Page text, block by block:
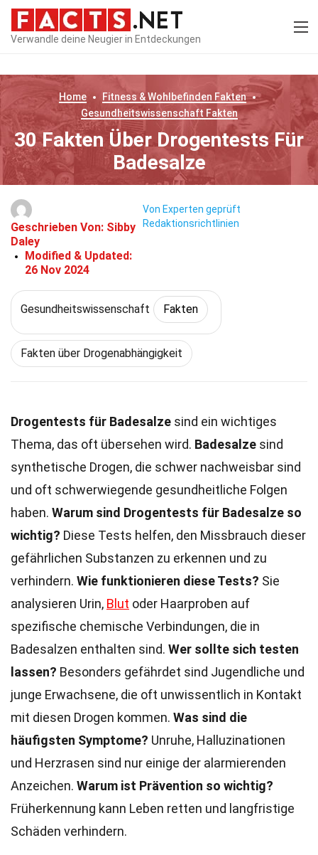
Verwandle deine Neugier in Entdeckungen
Home Fitness & Wohlbefinden Fakten
Gesundheitswissenschaft Fakten
30 Fakten Über Drogentests Für
Badesalze
Geschrieben Von: Sibby
Daley
Modified & Updated:
26 Nov 2024
Von Experten geprüft
Redaktionsrichtlinien
Gesundheitswissenschaft Fakten
Fakten über Drogenabhängigkeit
Drogentests für Badesalze sind ein wichtiges
Thema, das oft übersehen wird. Badesalze sind
synthetische Drogen, die schwer nachweisbar sind
und oft schwerwiegende gesundheitliche Folgen
haben. Warum sind Drogentests für Badesalze so
wichtig? Diese Tests helfen, den Missbrauch dieser
gefährlichen Substanzen zu erkennen und zu
verhindern. Wie funktionieren diese Tests? Sie
analysieren Urin, Blut oder Haarproben auf
spezifische chemische Verbindungen, die in
Badesalzen enthalten sind. Wer sollte sich testen
lassen? Besonders gefährdet sind Jugendliche und
junge Erwachsene, die oft unwissentlich in Kontakt
mit diesen Drogen kommen. Was sind die
häufigsten Symptome? Unruhe, Halluzinationen
und Herzrasen sind nur einige der alarmierenden
Anzeichen. Warum ist Prävention so wichtig?
Früherkennung kann Leben retten und langfristige
Schäden verhindern.